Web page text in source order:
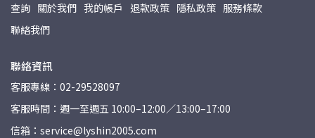
查詢 關於我們 我的帳戶 退款政策 隱私政策 服務條款
聯絡我們
聯絡資訊
客服專線：02-29528097
客服時間：週一至週五 10:00–12:00／13:00–17:00
信箱：service@lyshin2005.com